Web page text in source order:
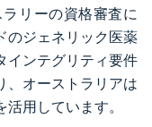
リーの資格審査に
のジェネリック医薬
インテグリティ要件
、オーストラリアは
用しています。